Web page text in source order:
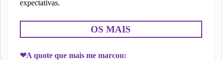
expectativas.
OS MAIS
❤A quote que mais me marcou: